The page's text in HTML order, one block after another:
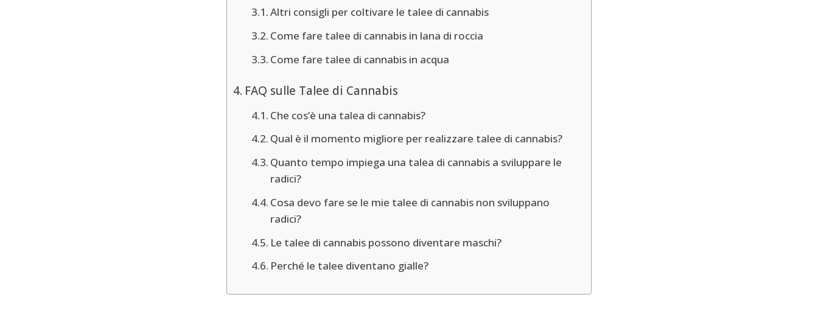
Altri consigli per coltivare le talee di cannabis
Come fare talee di cannabis in lana di roccia
Come fare talee di cannabis in acqua
FAQ sulle Talee di Cannabis
Che cos’è una talea di cannabis?
Qual è il momento migliore per realizzare talee di cannabis?
Quanto tempo impiega una talea di cannabis a sviluppare le
radici?
Cosa devo fare se le mie talee di cannabis non sviluppano
radici?
Le talee di cannabis possono diventare maschi?
Perché le talee diventano gialle?